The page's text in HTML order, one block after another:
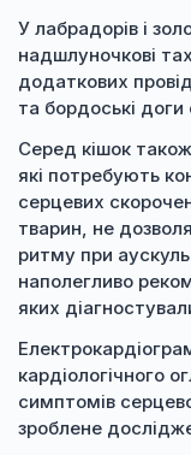
У лабрадорів і
надшлуночкові
додаткових
та бордоські доги
Серед кішок
які потребують
серцевих
тварин, не
ритму при
наполегливо
яких
кардіологічного
симптомів
зроблене